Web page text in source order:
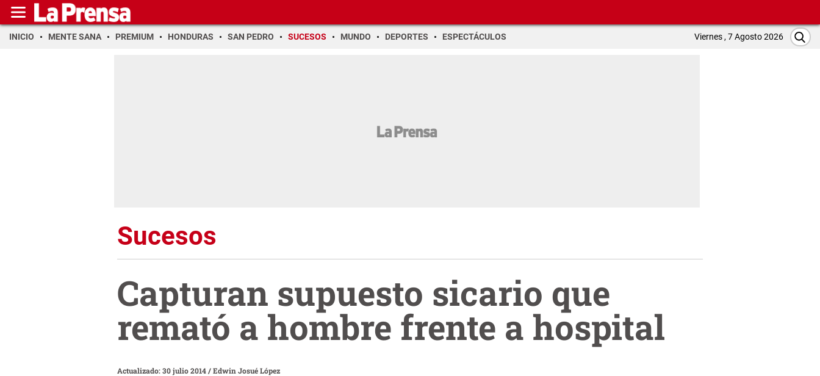
INICIO MENTE SANA PREMIUM HONDURAS SAN PEDRO SUCESOS MUNDO DEPORTES ESPECTÁCULOS Viernes , 7 Agosto 2026
Sucesos
Capturan supuesto sicario que
remató a hombre frente a hospital
Actualizado: 30 julio 2014/Edwin Josué López